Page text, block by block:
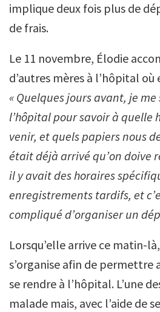
implique deux fois plus de
de frais.
Le 11 novembre, Élodie
d’autres mères à l’hôpital
« Quelques jours avant, je
l’hôpital pour savoir à quelle
venir, et quels papiers nous
était déjà arrivé qu’on doive
il y avait des horaires
enregistrements tardifs, et
compliqué d’organiser un
Lorsqu’elle arrive ce matin-
s’organise afin de permettre
se rendre à l’hôpital. L’une
malade mais, avec l’aide de